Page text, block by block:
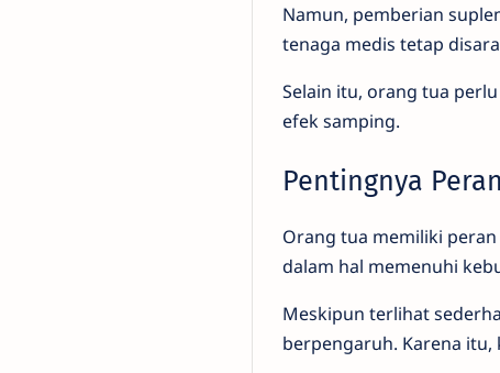
Namun, pemberian
tenaga medis tetap
Selain itu, orang tua
efek samping.
Pentingnya
Orang tua memiliki
dalam hal memenuhi
Meskipun terlihat
berpengaruh. Karena